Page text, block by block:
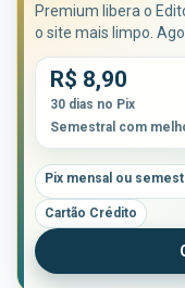
Premium libera o
o site mais limpo.
R$ 8,90
30 dias no Pix
Semestral com
Pix mensal ou
Cartão Crédito